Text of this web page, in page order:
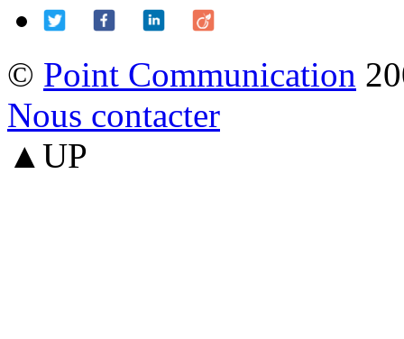
© Point Communication
Nous contacter
▲UP